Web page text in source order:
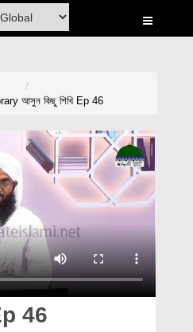
আসুন কিছু শিখি Ep 46
46